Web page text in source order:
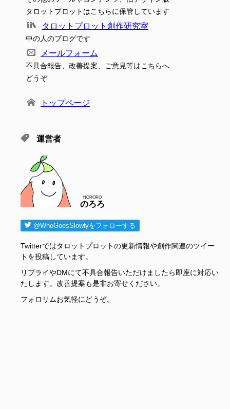
タロットプロットはこちらに保管しています
タロットプロット創作研究室
中の人のブログです
メールフォーム
不具合報告、改善提案、ご意見等はこちらへ
どうぞ
トップページ
運営者
のろろ
NORORO
@WhoGoesSlowlyをフォローする
Twitterではタロットプロットの更新情報や創作関連のツイー
トを投稿しています。
リプライやDMにて不具合報告いただけましたら即座に対応い
たします。改善提案も是非お寄せください。
フォロリムお気軽にどうぞ。